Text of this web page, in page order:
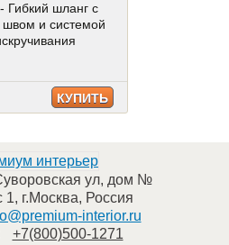
Гибкий шланг с
и системой
КУПИТЬ
ул, дом №
1, г.Москва, Россия
interior.ru
+7(800)500-1271